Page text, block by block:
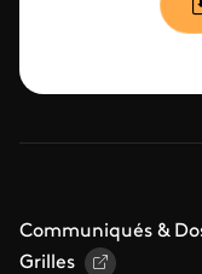
Communiqués &
Grilles